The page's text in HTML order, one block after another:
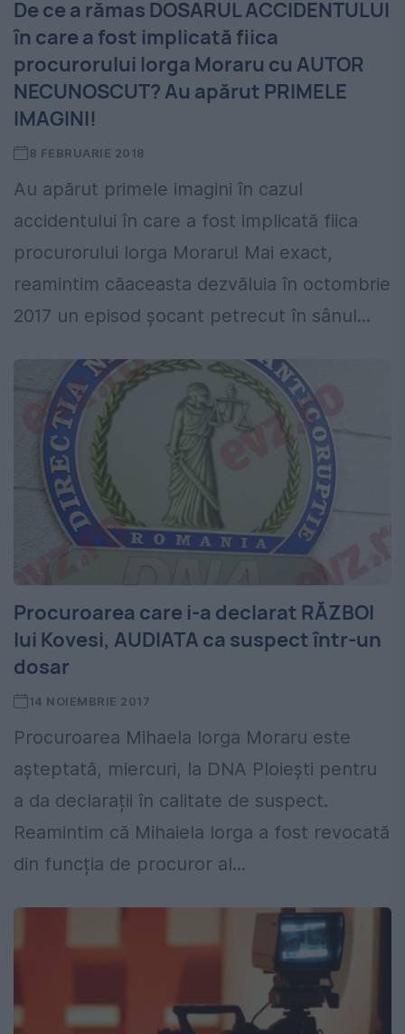
De ce a rămas DOSARUL ACCIDENTULUI
în care a fost implicată fiica
procurorului Iorga Moraru cu AUTOR
NECUNOSCUT? Au apărut PRIMELE
IMAGINI!
8 FEBRUARIE 2018
Au apărut primele imagini în cazul
accidentului în care a fost implicată fiica
procurorului Iorga Moraru! Mai exact,
reamintim căaceasta dezvăluia în octombrie
2017 un episod șocant petrecut în sânul...
Procuroarea care i-a declarat RĂZBOI
lui Kovesi, AUDIATA ca suspect într-un
dosar
14 NOIEMBRIE 2017
Procuroarea Mihaela Iorga Moraru este
așteptată, miercuri, la DNA Ploiești pentru
a da declarații în calitate de suspect.
Reamintim că Mihaiela Iorga a fost revocată
din funcția de procuror al...